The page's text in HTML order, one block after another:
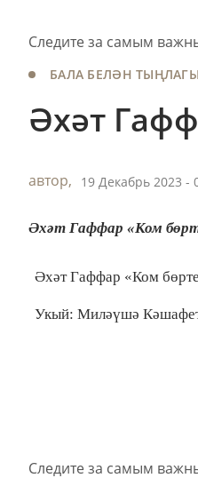
Следите за самым
БАЛА БЕЛӘН
Әхәт
автор, 19 Декабрь 2023 -
Әхәт Гаффар «Ком
Әхәт Гаффар «Ком
Укый: Миләүшә
Следите за самым